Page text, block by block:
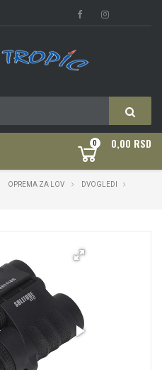
0 0,00 RSD
OPREMA ZA LOV
DVOGLEDI